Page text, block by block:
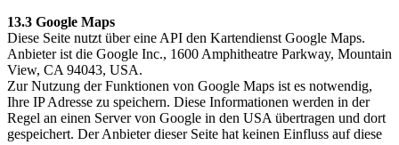
13.3 Google Maps
Diese Seite nutzt über eine API den Kartendienst Google Maps.
Anbieter ist die Google Inc., 1600 Amphitheatre Parkway, Mountain
View, CA 94043, USA.
Zur Nutzung der Funktionen von Google Maps ist es notwendig,
Ihre IP Adresse zu speichern. Diese Informationen werden in der
Regel an einen Server von Google in den USA übertragen und dort
gespeichert. Der Anbieter dieser Seite hat keinen Einfluss auf diese